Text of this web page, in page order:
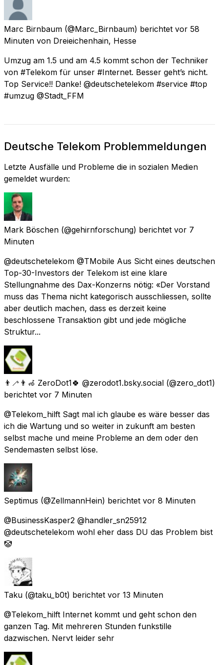
Marc Birnbaum (@Marc_Birnbaum) berichtet vor 58
Minuten von Dreieichenhain, Hesse
Umzug am 1.5 und am 4.5 kommt schon der Techniker
von #Telekom für unser #Internet. Besser geht’s nicht.
Top Service!! Danke! @deutschetelekom #service #top
#umzug @Stadt_FFM
Deutsche Telekom Problemmeldungen
Letzte Ausfälle und Probleme die in sozialen Medien
gemeldet wurden:
Mark Böschen (@gehirnforschung) berichtet vor 7
Minuten
@deutschetelekom @TMobile Aus Sicht eines deutschen
Top-30-Investors der Telekom ist eine klare
Stellungnahme des Dax-Konzerns nötig: «Der Vorstand
muss das Thema nicht kategorisch ausschliessen, sollte
aber deutlich machen, dass es derzeit keine
beschlossene Transaktion gibt und jede mögliche
Struktur...
👨‍🦯👨‍🦽 ZeroDot1🍀 @zerodot1.bsky.social (@zero_dot1)
berichtet vor 7 Minuten
@Telekom_hilft Sagt mal ich glaube es wäre besser das
ich die Wartung und so weiter in zukunft am besten
selbst mache und meine Probleme an dem oder den
Sendemasten selbst löse.
Septimus (@ZellmannHein) berichtet vor 8 Minuten
@BusinessKasper2 @handler_sn25912
@deutschetelekom wohl eher dass DU das Problem bist
🤡
Taku (@taku_b0t) berichtet vor 13 Minuten
@Telekom_hilft Internet kommt und geht schon den
ganzen Tag. Mit mehreren Stunden funkstille
dazwischen. Nervt leider sehr